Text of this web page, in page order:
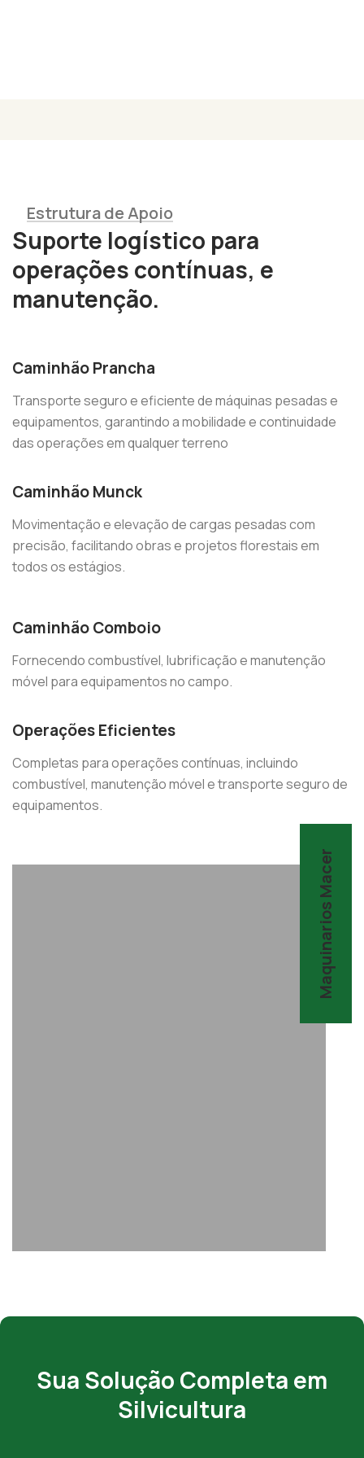
Estrutura de Apoio
Suporte logístico para
operações contínuas, e
manutenção.
Caminhão Prancha
Transporte seguro e eficiente de máquinas pesadas e
equipamentos, garantindo a mobilidade e continuidade
das operações em qualquer terreno
Caminhão Munck
Movimentação e elevação de cargas pesadas com
precisão, facilitando obras e projetos florestais em
todos os estágios.
Caminhão Comboio
Fornecendo combustível, lubrificação e manutenção
móvel para equipamentos no campo.
Operações Eficientes
Completas para operações contínuas, incluindo
combustível, manutenção móvel e transporte seguro de
equipamentos.
Maquinarios Macer
Sua Solução Completa em
Silvicultura